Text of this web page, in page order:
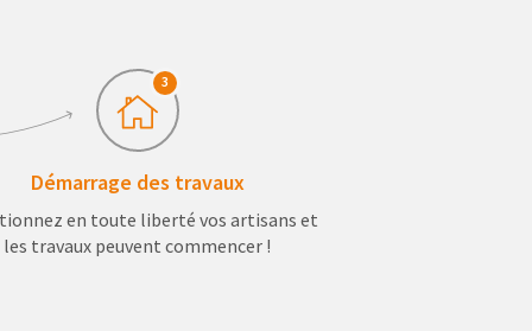
3
Démarrage des travaux
en toute liberté vos artisans et
les travaux peuvent commencer !